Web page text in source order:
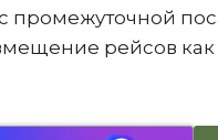
промежуточной
рейсов